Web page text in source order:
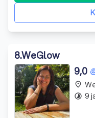
professionele
8.WeGlow
9,0
place
timelapse 9